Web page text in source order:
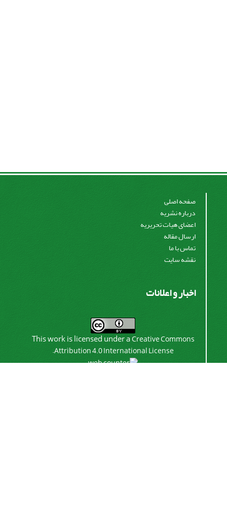
صفحه اصلی
درباره نشریه
اعضای هیات تحریریه
ارسال مقاله
تماس با ما
نقشه سایت
اخبار و اعلانات
This work is licensed under aCreative Commons
Attribution 4.0 International License
.